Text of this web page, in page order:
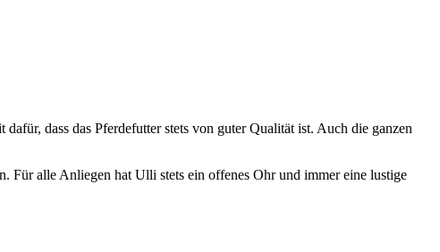
dass das Pferdefutter stets von guter Qualität ist. Auch die ganzen
Für alle Anliegen hat Ulli stets ein offenes Ohr und immer eine lustige